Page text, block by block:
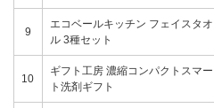
9
エコベールキッチン フェイスタオ
ル 3種セット
10
ギフト工房 濃縮コンパクトスマー
ト洗剤ギフト